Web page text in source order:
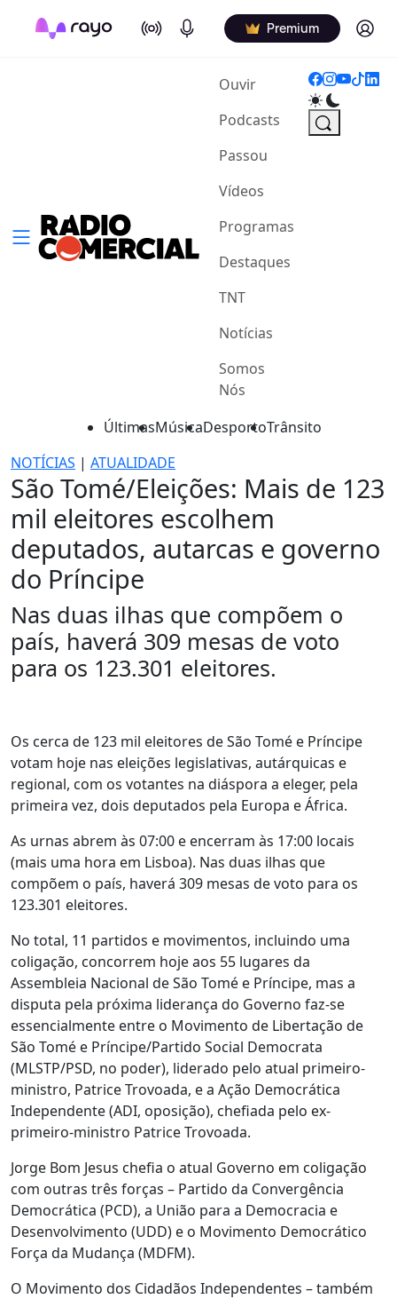
On Air Podcasts Premium Log in
Ouvir(current)
Podcasts
Passou
Vídeos
Programas
Destaques
TNT
Notícias
Somos
Nós
ÚltimasMúsicaDesportoTrânsito
NOTÍCIAS | ATUALIDADE
São Tomé/Eleições: Mais de 123
mil eleitores escolhem
deputados, autarcas e governo
do Príncipe
Nas duas ilhas que compõem o
país, haverá 309 mesas de voto
para os 123.301 eleitores.
Os cerca de 123 mil eleitores de São Tomé e Príncipe
votam hoje nas eleições legislativas, autárquicas e
regional, com os votantes na diáspora a eleger, pela
primeira vez, dois deputados pela Europa e África.
As urnas abrem às 07:00 e encerram às 17:00 locais
(mais uma hora em Lisboa). Nas duas ilhas que
compõem o país, haverá 309 mesas de voto para os
123.301 eleitores.
No total, 11 partidos e movimentos, incluindo uma
coligação, concorrem hoje aos 55 lugares da
Assembleia Nacional de São Tomé e Príncipe, mas a
disputa pela próxima liderança do Governo faz-se
essencialmente entre o Movimento de Libertação de
São Tomé e Príncipe/Partido Social Democrata
(MLSTP/PSD, no poder), liderado pelo atual primeiro-
ministro, Patrice Trovoada, e a Ação Democrática
Independente (ADI, oposição), chefiada pelo ex-
primeiro-ministro Patrice Trovoada.
Jorge Bom Jesus chefia o atual Governo em coligação
com outras três forças – Partido da Convergência
Democrática (PCD), a União para a Democracia e
Desenvolvimento (UDD) e o Movimento Democrático
Força da Mudança (MDFM).
O Movimento dos Cidadãos Independentes – também